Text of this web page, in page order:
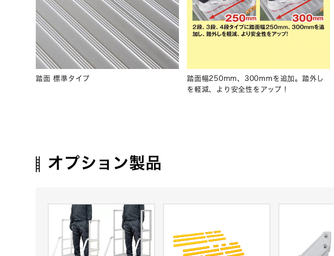
踏面 標準タイプ
踏面幅250mm、300mmを追加。踏外し
を軽減、より安全性をアップ！
オプション製品